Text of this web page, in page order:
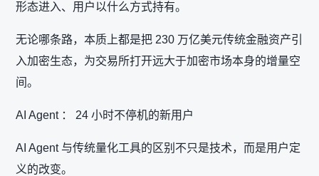
形态进入、用户以什么方式持有。
无论哪条路，本质上都是把 230 万亿美元传统金融资产引
入加密生态，为交易所打开远大于加密市场本身的增量空
间。
AI Agent ： 24 小时不停机的新用户
AI Agent 与传统量化工具的区别不只是技术，而是用户定
义的改变。